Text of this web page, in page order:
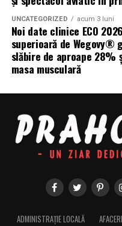
UNCATEGORIZED acum 3 luni
Noi date clinice ECO
superioară de Wegovy®
slăbire de aproape 28%
masa musculară
ADMINISTRAȚIE LOCALĂ AFACERI